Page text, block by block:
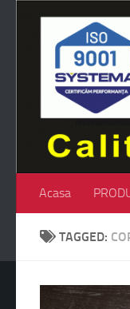
Skip to content
Acasa
TAGGED: